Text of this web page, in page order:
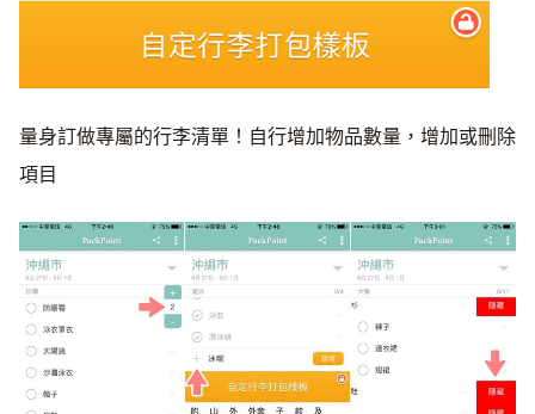
量身訂做專屬的行李清單！自行增加物品數量，增加或刪除
項目